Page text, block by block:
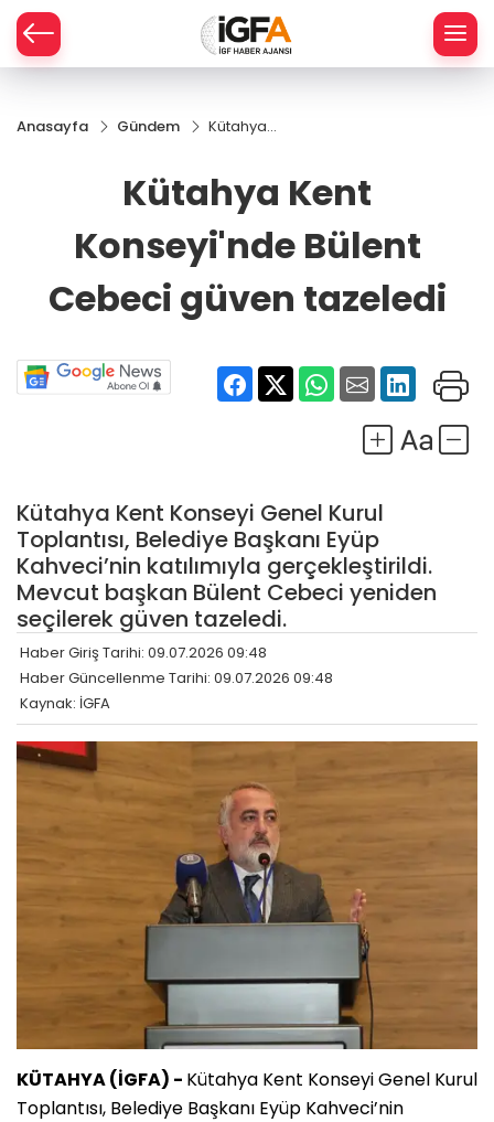
Anasayfa Gündem
Kütahya
Bülent
Cebeci
güven
tazeledi
Kütahya Kent
Konseyi'nde Bülent
Cebeci güven tazeledi
Kütahya Kent Konseyi Genel Kurul
Toplantısı, Belediye Başkanı Eyüp
Kahveci’nin katılımıyla gerçekleştirildi.
Mevcut başkan Bülent Cebeci yeniden
seçilerek güven tazeledi.
Haber Giriş Tarihi: 09.07.2026 09:48
Haber Güncellenme Tarihi: 09.07.2026 09:48
Kaynak: İGFA
KÜTAHYA (İGFA) - Kütahya Kent Konseyi Genel Kurul
Toplantısı, Belediye Başkanı Eyüp Kahveci’nin